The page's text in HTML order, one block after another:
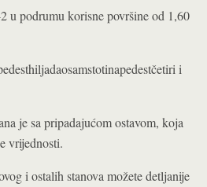
u podrumu korisne površine od 1,60
i
je sa pripadajućom ostavom, koja
vrijednosti.
i ostalih stanova možete detljanije